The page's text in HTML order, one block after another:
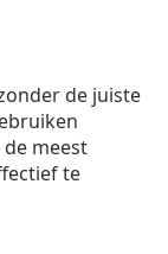
de juiste
meest
te